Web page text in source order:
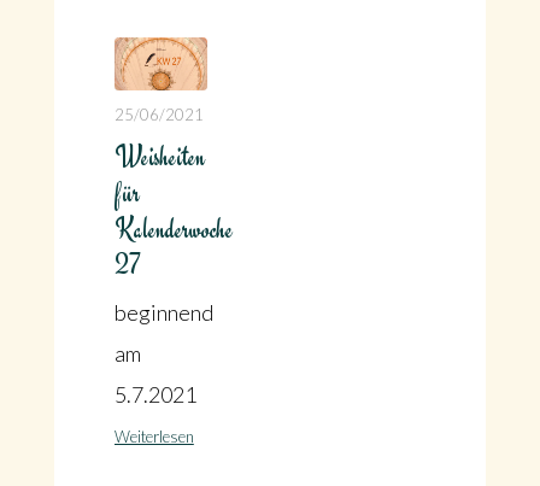
25/06/2021
Weisheiten
für
Kalenderwoche
27
beginnend
am
5.7.2021
Weiterlesen